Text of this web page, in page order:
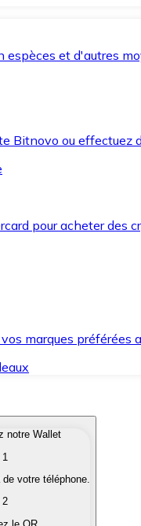
et d'autres
Bitnovo ou effectuez
pour acheter des
marques préférées
intéressent
en monnaie fiduciaire
notre Wallet
1
votre téléphone.
2